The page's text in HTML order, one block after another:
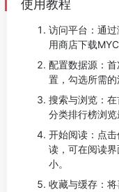
使用教程
访问平台：通
用商店下载
配置数据源：
置，勾选所需的
搜索与浏览：
分类排行榜浏览
开始阅读：点
读，可在阅读
小。
收藏与缓存：